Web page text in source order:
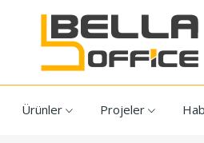
Ürünler Projeler